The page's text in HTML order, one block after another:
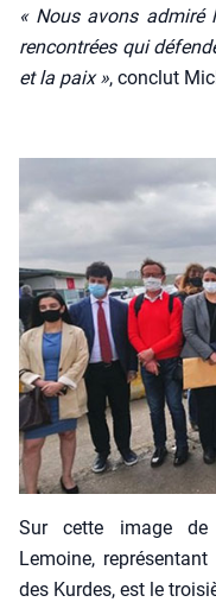
« Nous avons admi­ré
ren­con­trées qui
et la paix », conclut
Sur cette image de
Lemoine,
des Kurdes, est le